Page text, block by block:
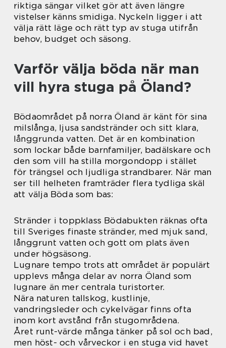
riktiga sängar vilket gör att även längre
vistelser känns smidiga. Nyckeln ligger i att
välja rätt läge och rätt typ av stuga utifrån
behov, budget och säsong.
Varför välja böda när man
vill hyra stuga på Öland?
Bödaområdet på norra Öland är känt för sina
milslånga, ljusa sandstränder och sitt klara,
långgrunda vatten. Det är en kombination
som lockar både barnfamiljer, badälskare och
den som vill ha stilla morgondopp i stället
för trängsel och ljudliga strandbarer. När man
ser till helheten framträder flera tydliga skäl
att välja Böda som bas:
Stränder i toppklass Bödabukten räknas ofta
till Sveriges finaste stränder, med mjuk sand,
långgrunt vatten och gott om plats även
under högsäsong.
Lugnare tempo trots att området är populärt
upplevs många delar av norra Öland som
lugnare än mer centrala turistorter.
Nära naturen tallskog, kustlinje,
vandringsleder och cykelvägar finns ofta
inom kort avstånd från stugområdena.
Året runt-värde många tänker på sol och bad,
men höst- och vårveckor i en stuga vid havet